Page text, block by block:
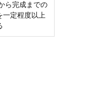
ら完成までの
一定程度以上